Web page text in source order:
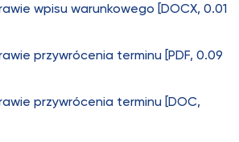
wpisu warunkowego [DOCX, 0.01
przywrócenia terminu [PDF, 0.09
przywrócenia terminu [DOC,